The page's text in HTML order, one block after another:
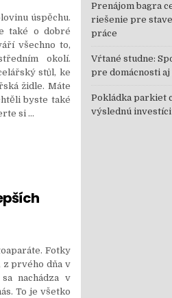
úspěchu.
také o dobré
všechno to,
okolí.
stůl, ke
židle. Máte
byste také
si …
VHODNOU KANCELÁŘSKOU ŽIDLI?
Fotky
z prvého dňa v
nachádza v
To je všetko
Prenájom bagra
riešenie pre
práce
Vŕtané studne:
pre domácnosti
Pokládka parkiet
výslednú